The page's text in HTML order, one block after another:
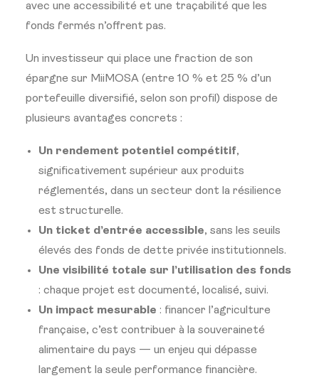
avec une accessibilité et une traçabilité que les
fonds fermés n’offrent pas.
Un investisseur qui place une fraction de son
épargne sur MiiMOSA (entre 10 % et 25 % d’un
portefeuille diversifié, selon son profil) dispose de
plusieurs avantages concrets :
Un rendement potentiel compétitif,
significativement supérieur aux produits
réglementés, dans un secteur dont la résilience
est structurelle.
Un ticket d’entrée accessible, sans les seuils
élevés des fonds de dette privée institutionnels.
Une visibilité totale sur l’utilisation des fonds
: chaque projet est documenté, localisé, suivi.
Un impact mesurable : financer l’agriculture
française, c’est contribuer à la souveraineté
alimentaire du pays — un enjeu qui dépasse
largement la seule performance financière.